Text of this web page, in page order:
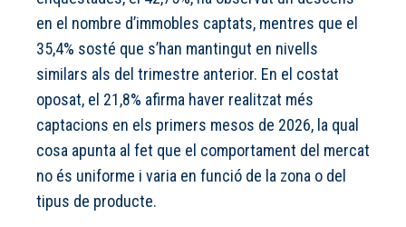
en el nombre d’immobles captats, mentres que el
35,4% sosté que s’han mantingut en nivells
similars als del trimestre anterior. En el costat
oposat, el 21,8% afirma haver realitzat més
captacions en els primers mesos de 2026, la qual
cosa apunta al fet que el comportament del mercat
no és uniforme i varia en funció de la zona o del
tipus de producte.